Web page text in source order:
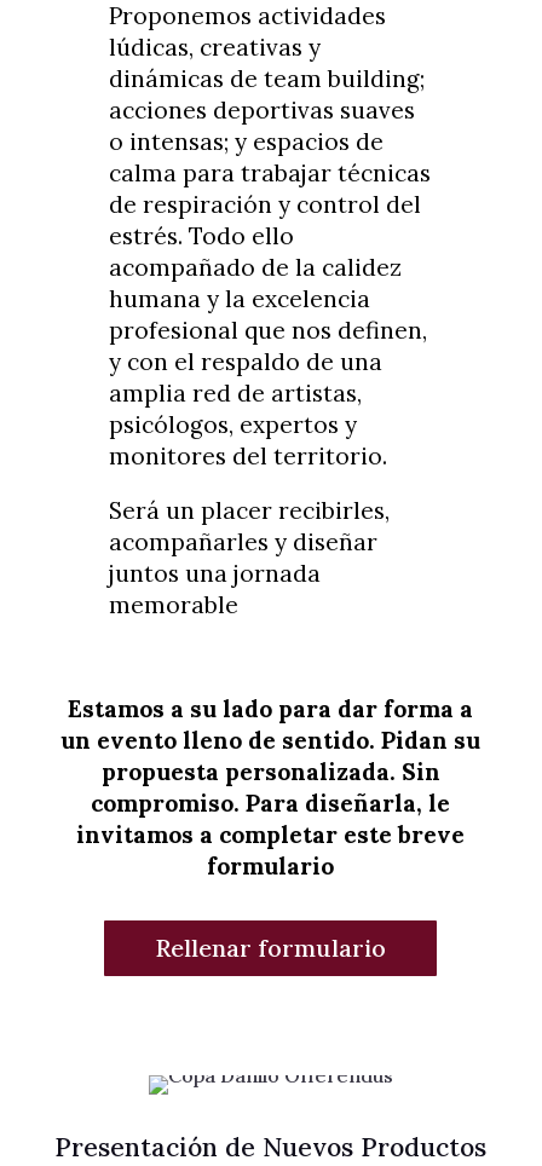
Proponemos actividades
lúdicas, creativas y
dinámicas de team building;
acciones deportivas suaves
o intensas; y espacios de
calma para trabajar técnicas
de respiración y control del
estrés. Todo ello
acompañado de la calidez
humana y la excelencia
profesional que nos definen,
y con el respaldo de una
amplia red de artistas,
psicólogos, expertos y
monitores del territorio.
Será un placer recibirles,
acompañarles y diseñar
juntos una jornada
memorable
Estamos a su lado para dar forma a
un evento lleno de sentido. Pidan su
propuesta personalizada. Sin
compromiso. Para diseñarla, le
invitamos a completar este breve
formulario
Rellenar formulario
Presentación de Nuevos Productos